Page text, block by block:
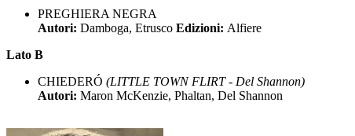
PREGHIERA NEGRA
Autori: Damboga, Etrusco Edizioni: Alfiere
Lato B
CHIEDERÓ (LITTLE TOWN FLIRT - Del Shannon)
Autori: Maron McKenzie, Phaltan, Del Shannon